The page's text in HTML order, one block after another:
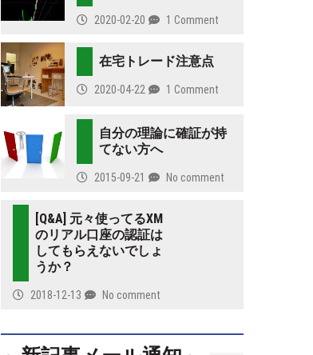
2020-02-20 1 Comment
在宅トレード注意点
2020-04-22 1 Comment
自分の理論に確証が持
てない方へ
2015-09-21 No comment
[Q&A] 元々使ってるXM
のリアル口座の認証は
してもらえないでしょ
うか？
2018-12-13 No comment